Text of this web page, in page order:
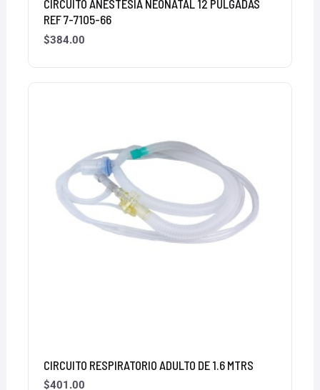
CIRCUITO ANESTESIA NEONATAL 12 PULGADAS
REF 7-7105-66
$384.00
CIRCUITO RESPIRATORIO ADULTO DE 1.6 MTRS
$401.00